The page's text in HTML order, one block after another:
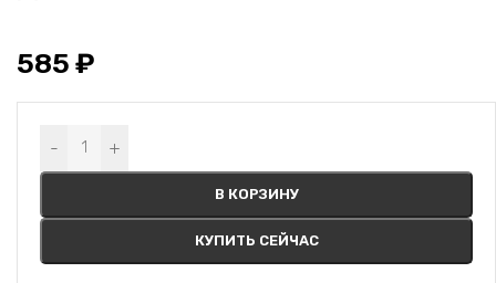
585 ₽
- +
В КОРЗИНУ
КУПИТЬ СЕЙЧАС
Alternative: